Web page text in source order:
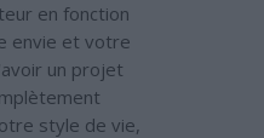
en fonction
envie et votre
un projet
style de vie,